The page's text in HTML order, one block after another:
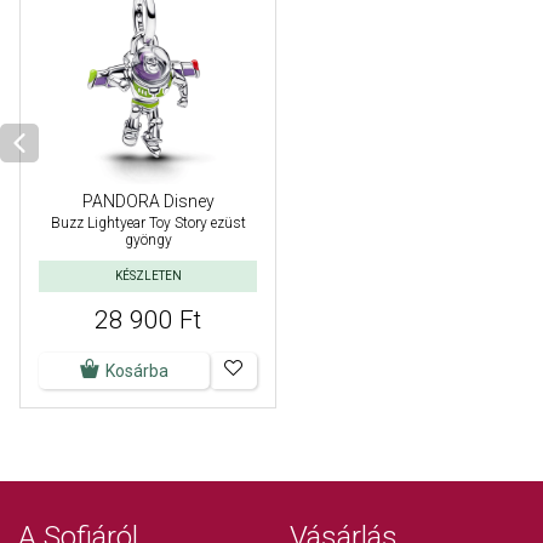
PANDORA Disney
Buzz Lightyear Toy Story ezüst
gyöngy
KÉSZLETEN
28 900 Ft
Kosárba